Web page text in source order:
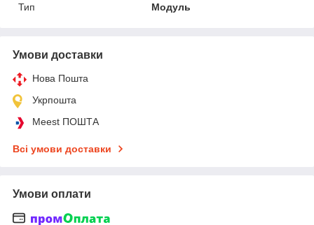
Тип
Модуль
Умови доставки
Нова Пошта
Укрпошта
Meest ПОШТА
Всі умови доставки
Умови оплати